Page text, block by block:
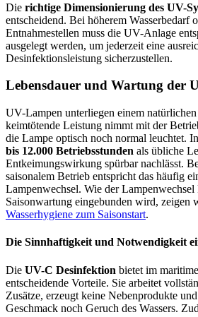
Die richtige Dimensionierung des UV-
entscheidend. Bei höherem Wasserbedarf
Entnahmestellen muss die UV-Anlage
ausgelegt werden, um jederzeit eine
Desinfektionsleistung sicherzustellen.
Lebensdauer und Wartung der
UV-Lampen unterliegen einem
keimtötende Leistung nimmt mit der
die Lampe optisch noch normal leuchtet.
bis 12.000 Betriebsstunden als übliche
Entkeimungswirkung spürbar nachlässt.
saisonalem Betrieb entspricht das häufig
Lampenwechsel. Wie der
Saisonwartung eingebunden wird, zeigen
Wasserhygiene zum Saisonstart.
Die Sinnhaftigkeit und Notwendigkeit
Die UV-C Desinfektion bietet im
entscheidende Vorteile. Sie arbeitet
Zusätze, erzeugt keine Nebenprodukte
Geschmack noch Geruch des Wassers.